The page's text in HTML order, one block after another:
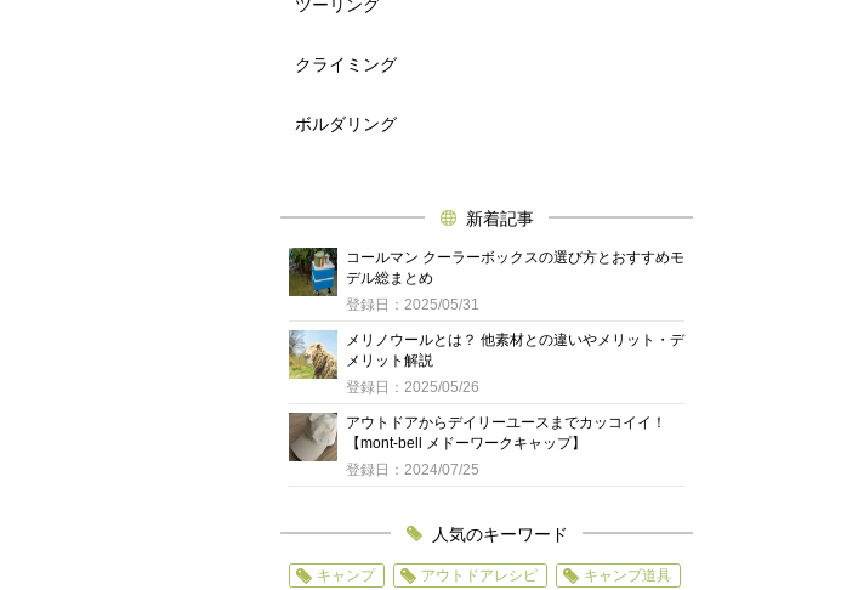
ツーリング
クライミング
ボルダリング
新着記事
コールマン クーラーボックスの選び方とおすすめモ
デル総まとめ
登録日：2025/05/31
メリノウールとは？ 他素材との違いやメリット・デ
メリット解説
登録日：2025/05/26
アウトドアからデイリーユースまでカッコイイ！
【mont-bell メドーワークキャップ】
登録日：2024/07/25
人気のキーワード
キャンプ アウトドアレシピ キャンプ道具